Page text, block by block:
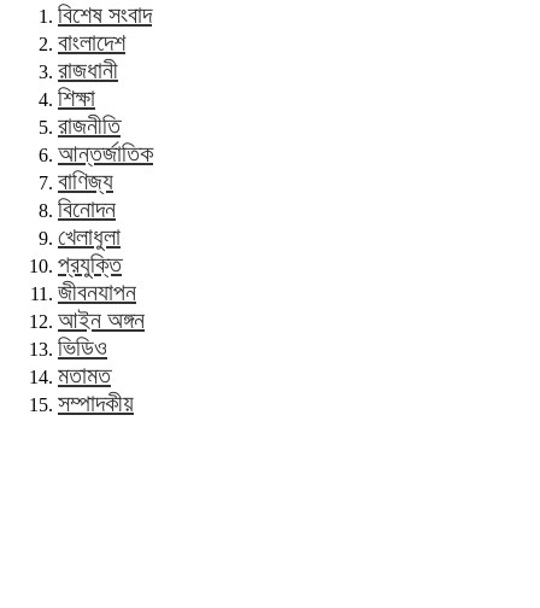
বিশেষ সংবাদ
বাংলাদেশ
রাজধানী
শিক্ষা
রাজনীতি
আন্তর্জাতিক
বাণিজ্য
বিনোদন
খেলাধুলা
প্রযুক্তি
জীবনযাপন
আইন অঙ্গন
ভিডিও
মতামত
সম্পাদকীয়